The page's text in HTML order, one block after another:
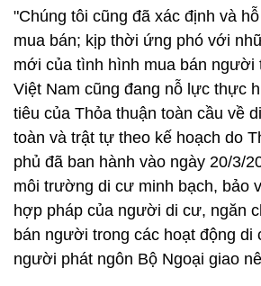
"Chúng tôi cũng đã xác định và
mua bán; kịp thời ứng phó với
mới của tình hình mua bán người
Việt Nam cũng đang nỗ lực thực
tiêu của Thỏa thuận toàn cầu về
toàn và trật tự theo kế hoạch do
phủ đã ban hành vào ngày 20/3/
môi trường di cư minh bạch, bảo
hợp pháp của người di cư, ngăn
bán người trong các hoạt động di
người phát ngôn Bộ Ngoại giao